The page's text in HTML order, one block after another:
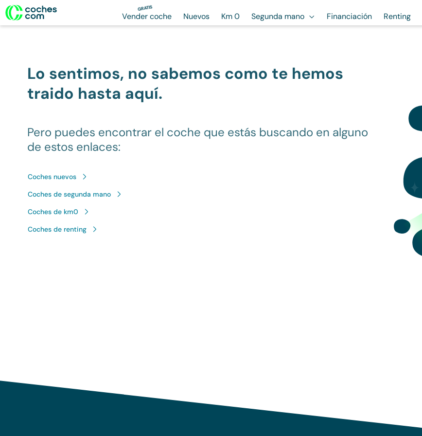
GRATIS
Vender coche Nuevos Km 0 Segunda mano Financiación Renting
Lo sentimos, no sabemos como te hemos
traido hasta aquí.
Pero puedes encontrar el coche que estás buscando en alguno
de estos enlaces:
Coches nuevos
Coches de segunda mano
Coches de km0
Coches de renting